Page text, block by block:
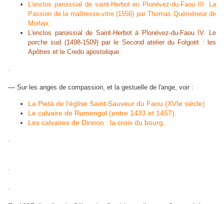
L'enclos paroissial de saint-Herbot en Plonévez-du-Faou III. La
Passion de la maîtresse-vitre (1556) par Thomas Quéméneur de
Morlaix.
L'enclos paroissial de Saint-Herbot à Plonévez-du-Faou IV. Le
porche sud (1498-1509) par le Second atelier du Folgoët : les
Apôtres et le Credo apostolique.
.
— Sur les anges de compassion, et la gestuelle de l'ange, voir :
La Pietà de l'église Saint-Sauveur du Faou (XVIe siècle)
Le calvaire de Rumengol (entre 1433 et 1457).
Les calvaires de Dirinon : la croix du bourg.